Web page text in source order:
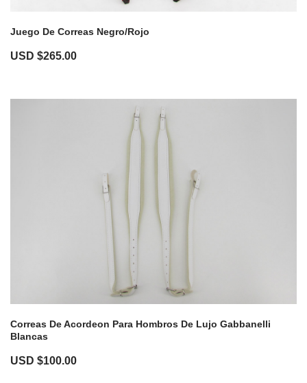
Juego De Correas Negro/Rojo
USD $265.00
Correas De Acordeon Para Hombros De Lujo Gabbanelli
Blancas
USD $100.00